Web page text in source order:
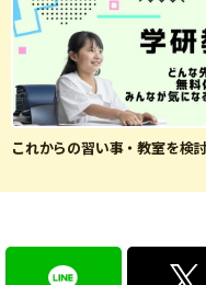
これからの習い事・教室を検